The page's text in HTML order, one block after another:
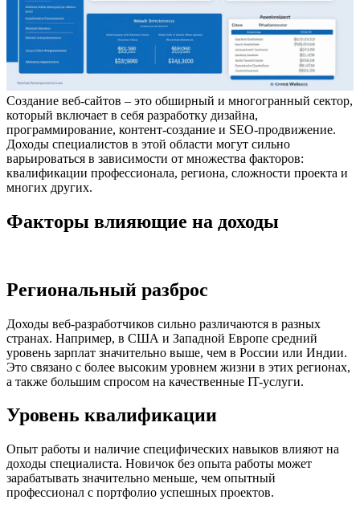
Создание веб-сайтов – это обширный и многогранный сектор,
который включает в себя разработку дизайна,
программирование, контент-создание и SEO-продвижение.
Доходы специалистов в этой области могут сильно
варьироваться в зависимости от множества факторов:
квалификации профессионала, региона, сложности проекта и
многих других.
Факторы влияющие на доходы
Региональный разброс
Доходы веб-разработчиков сильно различаются в разных
странах. Например, в США и Западной Европе средний
уровень зарплат значительно выше, чем в России или Индии.
Это связано с более высоким уровнем жизни в этих регионах,
а также большим спросом на качественные IT-услуги.
Уровень квалификации
Опыт работы и наличие специфических навыков влияют на
доходы специалиста. Новичок без опыта работы может
зарабатывать значительно меньше, чем опытный
профессионал с портфолио успешных проектов.